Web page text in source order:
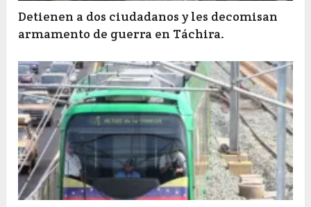
Detienen a dos ciudadanos y les decomisan
armamento de guerra en Táchira.